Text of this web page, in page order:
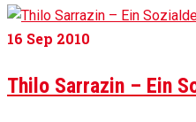
16 Sep 2010
Thilo Sarrazin – Ein